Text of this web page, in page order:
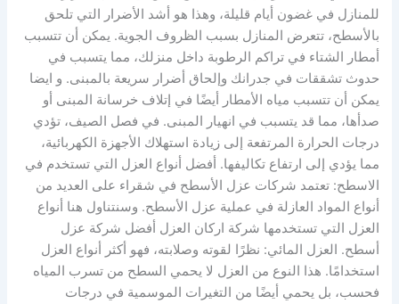
للمنازل في غضون أيام قليلة، وهذا هو أشد الأضرار التي تلحق
بالأسطح، تتعرض المنازل بسبب الظروف الجوية. يمكن أن تتسبب
أمطار الشتاء في تراكم الرطوبة داخل منزلك، مما يتسبب في
حدوث تشققات في جدرانك وإلحاق أضرار سريعة بالمبنى. و ايضا
يمكن أن تتسبب مياه الأمطار أيضًا في إتلاف خرسانة المبنى أو
صدأها، مما قد يتسبب في انهيار المبنى. في فصل الصيف، تؤدي
درجات الحرارة المرتفعة إلى زيادة استهلاك الأجهزة الكهربائية،
مما يؤدي إلى ارتفاع تكاليفها. أفضل أنواع العزل التي تستخدم في
الاسطح: تعتمد شركات عزل الأسطح في شقراء على العديد من
أنواع المواد العازلة في عملية عزل الأسطح. وسنتناول هنا أنواع
العزل التي تستخدمها شركة اركان العزل أفضل شركة عزل
أسطح. العزل المائي: نظرًا لقوته وصلابته، فهو أكثر أنواع العزل
استخدامًا. هذا النوع من العزل لا يحمي السطح من تسرب المياه
فحسب، بل يحمي أيضًا من التغيرات الموسمية في درجات